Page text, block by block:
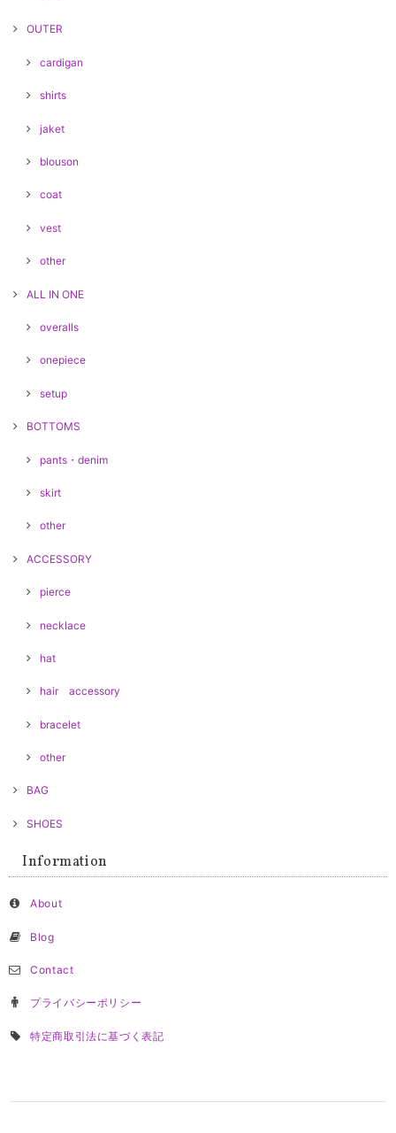
OUTER
cardigan
shirts
jaket
blouson
coat
vest
other
ALL IN ONE
overalls
onepiece
setup
BOTTOMS
pants・denim
skirt
other
ACCESSORY
pierce
necklace
hat
hair accessory
bracelet
other
BAG
SHOES
Information
About
Blog
Contact
プライバシーポリシー
特定商取引法に基づく表記